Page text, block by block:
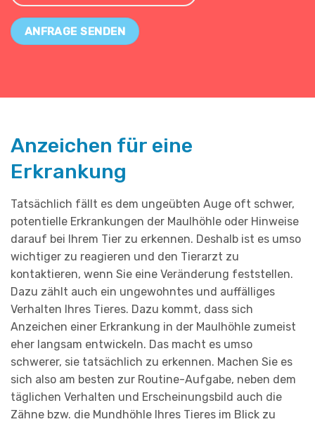
ANFRAGE SENDEN
Anzeichen für eine
Erkrankung
Tatsächlich fällt es dem ungeübten Auge oft schwer,
potentielle Erkrankungen der Maulhöhle oder Hinweise
darauf bei Ihrem Tier zu erkennen. Deshalb ist es umso
wichtiger zu reagieren und den Tierarzt zu
kontaktieren, wenn Sie eine Veränderung feststellen.
Dazu zählt auch ein ungewohntes und auffälliges
Verhalten Ihres Tieres. Dazu kommt, dass sich
Anzeichen einer Erkrankung in der Maulhöhle zumeist
eher langsam entwickeln. Das macht es umso
schwerer, sie tatsächlich zu erkennen. Machen Sie es
sich also am besten zur Routine-Aufgabe, neben dem
täglichen Verhalten und Erscheinungsbild auch die
Zähne bzw. die Mundhöhle Ihres Tieres im Blick zu